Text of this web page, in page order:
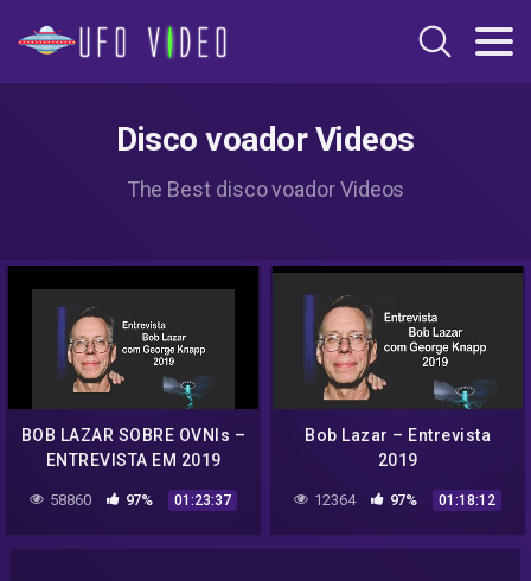
Disco voador Videos
The Best disco voador Videos
BOB LAZAR SOBRE OVNIs –
ENTREVISTA EM 2019
58860 97% 01:23:37
Bob Lazar – Entrevista
2019
12364 97% 01:18:12